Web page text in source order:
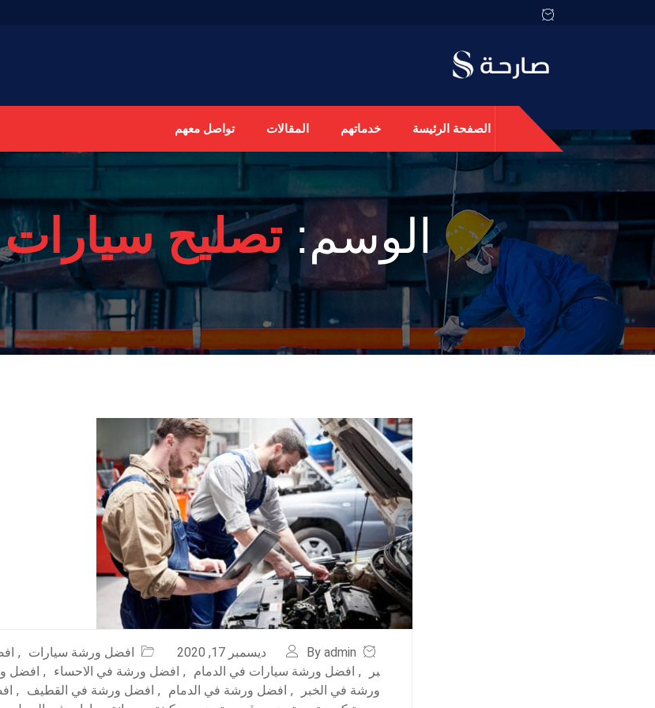
الصفحة الرئيسة خدماتهم المقالات تواصل معهم
الوسم:تصليح
By admin ديسمبر 17, 2020 افضل ورشة سيارات ,
بر
, افضل ورشة سيارات في الدمام , افضل ورشة في الاحساء , افضل
ورشة في الخبر
, افضل ورشة في الدمام , افضل ورشة في القطيف ,